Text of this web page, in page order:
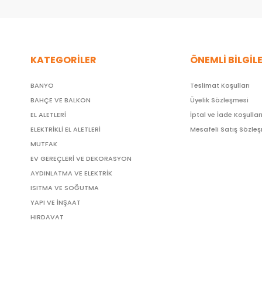
KATEGORİLER
BANYO
BAHÇE VE BALKON
EL ALETLERİ
ELEKTRİKLİ EL ALETLERİ
MUTFAK
EV GEREÇLERİ VE DEKORASYON
AYDINLATMA VE ELEKTRİK
ISITMA VE SOĞUTMA
YAPI VE İNŞAAT
HIRDAVAT
ÖNEMLİ
Teslimat Koşulları
Üyelik Sözleşmesi
İptal ve İade Koşulları
Mesafeli Satış